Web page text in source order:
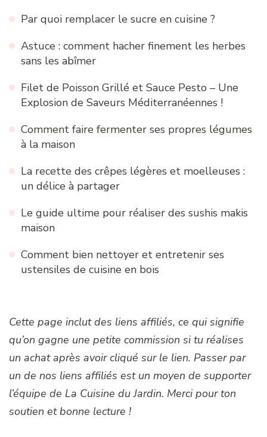
Par quoi remplacer le sucre en cuisine ?
Astuce : comment hacher finement les herbes
sans les abîmer
Filet de Poisson Grillé et Sauce Pesto – Une
Explosion de Saveurs Méditerranéennes !
Comment faire fermenter ses propres légumes
à la maison
La recette des crêpes légères et moelleuses :
un délice à partager
Le guide ultime pour réaliser des sushis makis
maison
Comment bien nettoyer et entretenir ses
ustensiles de cuisine en bois
Cette page inclut des liens affiliés, ce qui signifie
qu’on gagne une petite commission si tu réalises
un achat après avoir cliqué sur le lien. Passer par
un de nos liens affiliés est un moyen de supporter
l’équipe de La Cuisine du Jardin. Merci pour ton
soutien et bonne lecture !